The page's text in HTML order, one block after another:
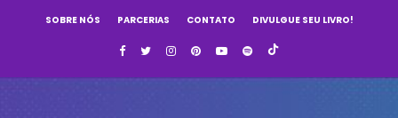
SOBRE NÓS PARCERIAS CONTATO DIVULGUE SEU LIVRO!